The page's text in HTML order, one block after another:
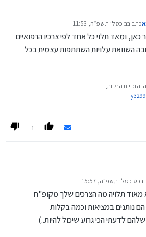
לעיר חדשה ואין הבדלים בין כללית למכבי.. שלכולם
ולעומת זאת למאוחדת יש הרבה פניות... אז זה ממש
לגבי שלא חייב להישאר תקוע שם...
כתב בב כסלו תשפ״ה, 11:53
נערך לאחרונה על ידי
ומאד תלוי כל אחד לפי צרכיו הרפואיים
השוואת עלויות השתתפות עצמית בכל
הנלוות,
1
בכט כסלו תשפ״ה, 15:57
לאחרונה על ידי
מאוד תלויה מה הצרכים שלך מקופ"ח
נותנים במציאות וכמה בקלות
לדעתי הכי גרוע שיכול להיות..)